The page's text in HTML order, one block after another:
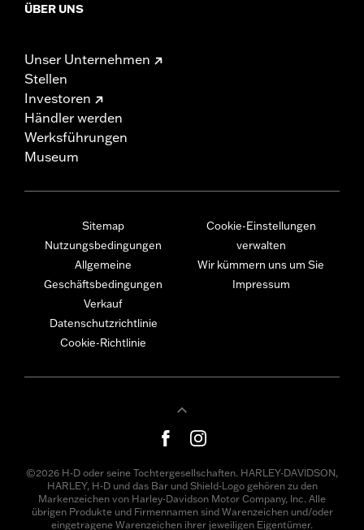
ÜBER UNS
Unser Unternehmen
Stellen
Investoren
Händler werden
Werksführungen
Museum
Sitemap
Nutzungsbedingungen
Allgemeine
Geschäftsbedingungen
Verkauf
Datenschutzrichtlinie
Cookie-Richtlinie
Cookie-Einstellungen
verwalten
Wir kümmern uns um Sie
Impressum
©2026 H-D oder seine Tochtergesellschaften. HARLEY-DAVIDSON,
HARLEY, H-D und das Bar und Shield-Logo gehören zu den
Markenzeichen von Harley-Davidson Motor Company, Inc. Alle
übrigen Produkte und Firmennamen sind Warenzeichen und/oder
eingetragene Warenzeichen ihrer jeweiligen Eigentümer.